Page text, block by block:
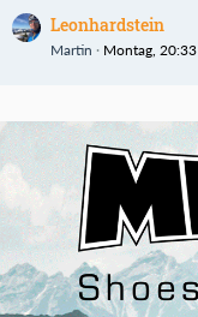
Leonhardstein
Martin Montag, 20:33